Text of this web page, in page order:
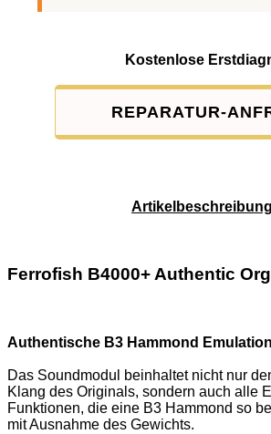
Kostenlose
REPARATUR-
Ferrofish B4000+ Authentic
Authentische B3 Hammond Emulation
Das Soundmodul beinhaltet nicht nur
Klang des Originals, sondern auch alle
Funktionen, die eine B3 Hammond so
mit Ausnahme des Gewichts.